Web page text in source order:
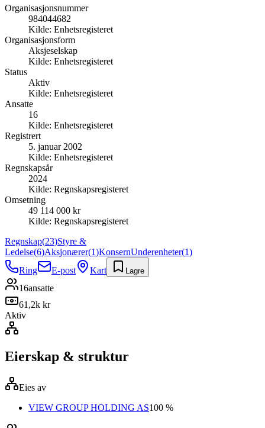
Organisasjonsnummer
984044682
Kilde: Enhetsregisteret
Organisasjonsform
Aksjeselskap
Kilde: Enhetsregisteret
Status
Aktiv
Kilde: Enhetsregisteret
Ansatte
16
Kilde: Enhetsregisteret
Registrert
5. januar 2002
Kilde: Enhetsregisteret
Regnskapsår
2024
Kilde: Regnskapsregisteret
Omsetning
49 114 000 kr
Kilde: Regnskapsregisteret
Regnskap(23)Styre &
Ledelse(6)Aksjonærer(1)KonsernUnderenheter(1)
Ring
E-post Kart Lagre
16ansatte
61,2k kr
Aktiv
Eierskap & struktur
Eies av
VIEW GROUP HOLDING AS100 %